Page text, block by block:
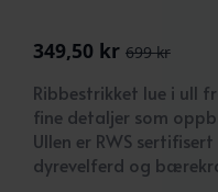
699kr
Opprinnelig
pris
var:
699 kr.
349,50 kr
Nåværende
pris
er:
349,50 kr.
Ribbestrikket lue i ull
fine detaljer som
Ullen er RWS
dyrevelferd og